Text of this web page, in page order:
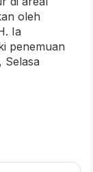
oleh
Ia
penemuan
Selasa